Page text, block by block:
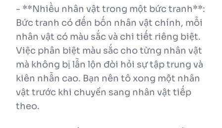
- **Nhiều nhân vật trong một bức tranh**:
Bức tranh có đến bốn nhân vật chính, mỗi
nhân vật có màu sắc và chi tiết riêng biệt.
Việc phân biệt màu sắc cho từng nhân vật
mà không bị lẫn lộn đòi hỏi sự tập trung và
kiên nhẫn cao. Bạn nên tô xong một nhân
vật trước khi chuyển sang nhân vật tiếp
theo.